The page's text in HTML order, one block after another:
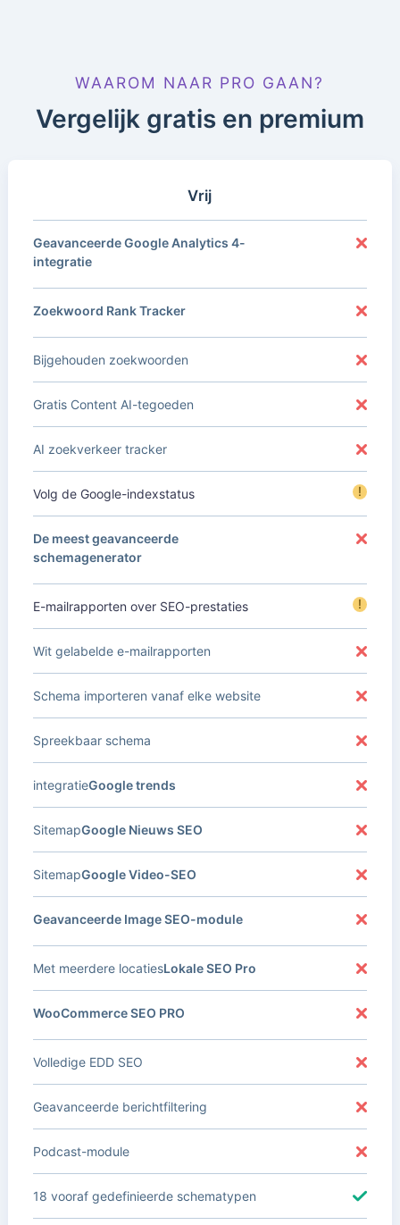
WAAROM NAAR PRO GAAN?
Vergelijk gratis en premium
Vrij
Geavanceerde Google Analytics 4-
integratie
Zoekwoord Rank Tracker
Bijgehouden zoekwoorden
Gratis Content AI-tegoeden
AI zoekverkeer tracker
Volg de Google-indexstatus !
De meest geavanceerde
schemagenerator
E-mailrapporten over SEO-prestaties !
Wit gelabelde e-mailrapporten
Schema importeren vanaf elke website
Spreekbaar schema
Google trends
integratie
Google Nieuws SEO
Sitemap
Google Video-SEO
Sitemap
Geavanceerde Image SEO-module
Lokale SEO Pro
Met meerdere locaties
WooCommerce SEO PRO
Volledige EDD SEO
Geavanceerde berichtfiltering
Podcast-module
18 vooraf gedefinieerde schematypen